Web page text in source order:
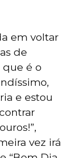
em voltar
de
que é o
e estou
vez irá